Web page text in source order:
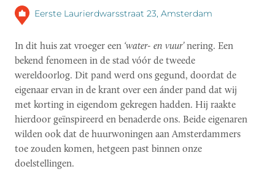
Eerste Laurierdwarsstraat 23, Amsterdam
In dit huis zat vroeger een ‘water- en vuur’nering. Een
bekend fenomeen in de stad vóór de tweede
wereldoorlog. Dit pand werd ons gegund, doordat de
eigenaar ervan in de krant over een ánder pand dat wij
met korting in eigendom gekregen hadden. Hij raakte
hierdoor geïnspireerd en benaderde ons. Beide eigenaren
wilden ook dat de huurwoningen aan Amsterdammers
toe zouden komen, hetgeen past binnen onze
doelstellingen.